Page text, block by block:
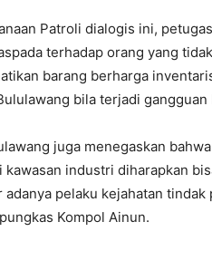
Patroli dialogis ini,
terhadap orang yang
barang berharga
bila terjadi gangguan
juga menegaskan
kawasan industri diharapkan
adanya pelaku kejahatan
Kompol Ainun.